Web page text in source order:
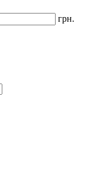
грн.